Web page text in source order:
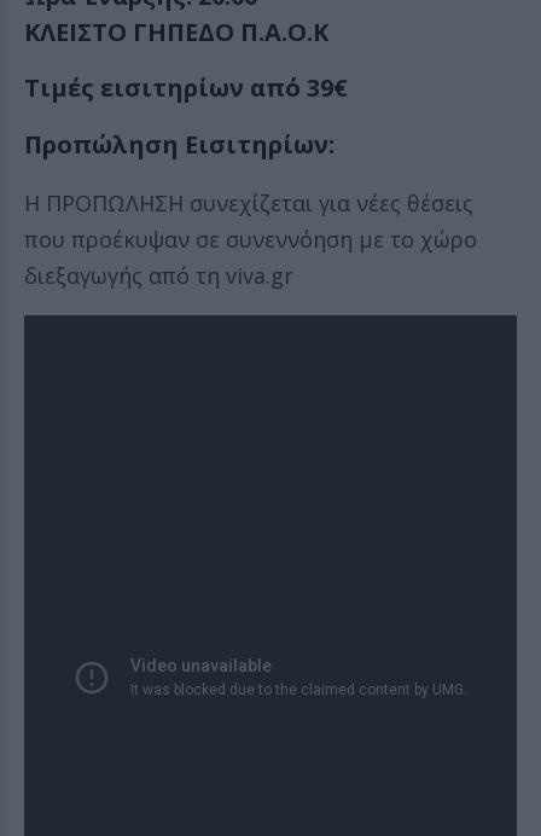
ΚΛΕΙΣΤΟ ΓΗΠΕΔΟ Π.Α.Ο.Κ
Τιμές εισιτηρίων από 39€
Προπώληση Εισιτηρίων:
H ΠΡΟΠΩΛΗΣΗ συνεχίζεται για νέες θέσεις
που προέκυψαν σε συνεννόηση με το χώρο
διεξαγωγής από τη viva.gr